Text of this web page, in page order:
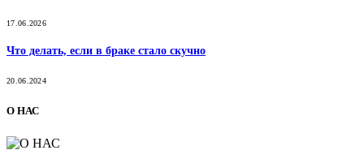
17.06.2026
Что делать, если в браке стало скучно
20.06.2024
О НАС